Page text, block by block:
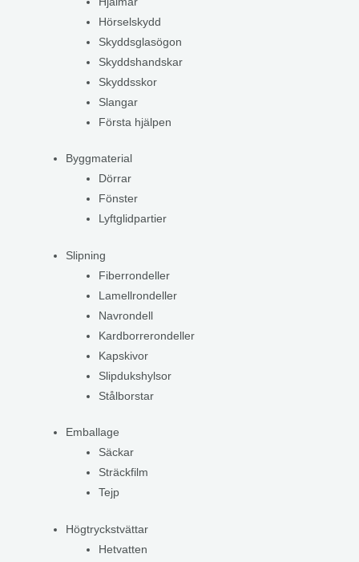
Hörselskydd
Skyddsglasögon
Skyddshandskar
Skyddsskor
Slangar
Första hjälpen
Byggmaterial
Dörrar
Fönster
Lyftglidpartier
Slipning
Fiberrondeller
Lamellrondeller
Navrondell
Kardborrerondeller
Kapskivor
Slipdukshylsor
Stålborstar
Emballage
Säckar
Sträckfilm
Tejp
Högtryckstvättar
Hetvatten